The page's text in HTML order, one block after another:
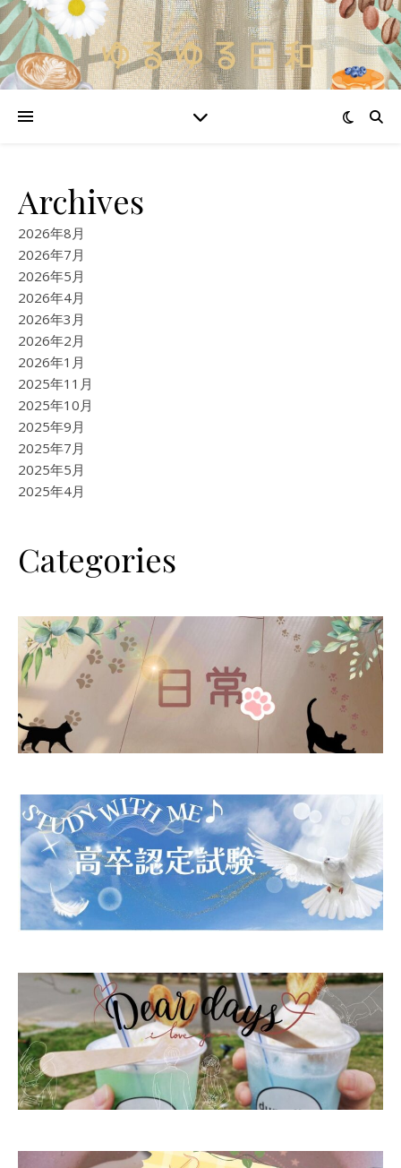
Archives
2026年8月
2026年7月
2026年5月
2026年4月
2026年3月
2026年2月
2026年1月
2025年11月
2025年10月
2025年9月
2025年7月
2025年5月
2025年4月
Categories